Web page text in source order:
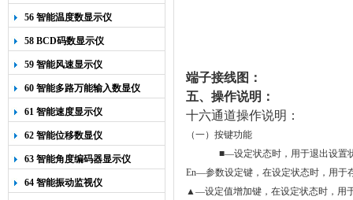
56 智能温度数显示仪
58 BCD码数显示仪
59 智能风速显示仪
60 智能多路万能输入数显仪
61 智能速度显示仪
62 智能位移数显仪
63 智能角度编码器显示仪
64 智能振动监视仪
端子接线图：
五、 操作说明：
十六通道操作说明：
（一）按键功能
■—设定状态时 ，用于退出设置
En—参数设定键， 在设定状态时，用于
▲—设定值增加键， 在设定状态时 ，用